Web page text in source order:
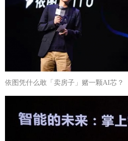
依图凭什么敢「卖房子」赌一颗AI芯？